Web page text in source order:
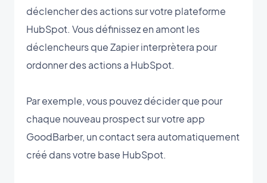
déclencher des actions sur votre plateforme
HubSpot. Vous définissez en amont les
déclencheurs que Zapier interprètera pour
ordonner des actions a HubSpot.
Par exemple, vous pouvez décider que pour
chaque nouveau prospect sur votre app
GoodBarber, un contact sera automatiquement
créé dans votre base HubSpot.